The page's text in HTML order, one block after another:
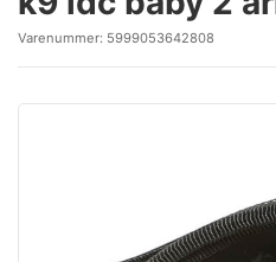
Varenummer: 5999053642808